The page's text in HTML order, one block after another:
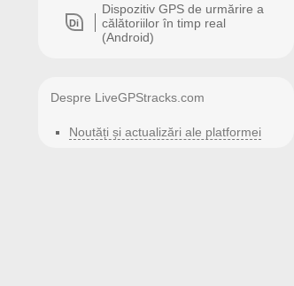
Di
Dispozitiv GPS de urmărire a
călătoriilor în timp real
(Android)
Despre LiveGPStracks.com
Noutăți și actualizări ale platformei